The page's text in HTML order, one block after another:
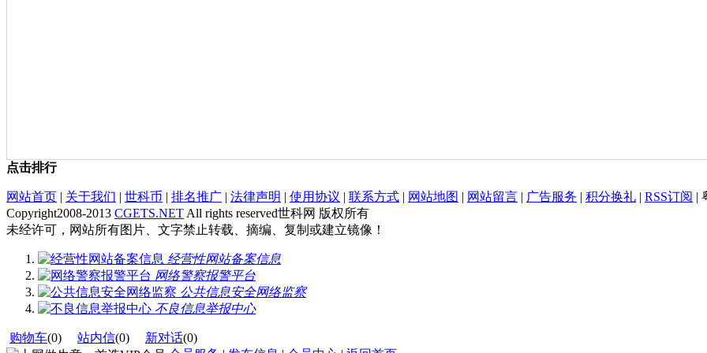
点击排行
网站首页 | 关于我们 | 世科币 | 排名推广 | 法律声明 | 使用协议 | 联系方式 | 网站地图 | 网站留言 | 广告服务 | 积分换礼 | RSS订阅 |
Copyright2008-2013 CGETS.NET All rights reserved世科网 版权所有
未经许可，网站所有图片、文字禁止转载、摘编、复制或建立镜像！
经营性网站备案信息
网络警察报警平台
公共信息安全网络监察
不良信息举报中心
购物车(0) 站内信(0) 新对话(0)